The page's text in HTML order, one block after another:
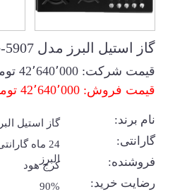
گاز استیل البرز مدل G-5907 راست
قیمت شرکت: 42٬640٬000
قیمت فروش: 42٬640٬000 تومان
نام برند: گاز استیل
گارانتی:
24 ماه
البرز
فروشنده: کرج هود
رضایت خرید: 90%